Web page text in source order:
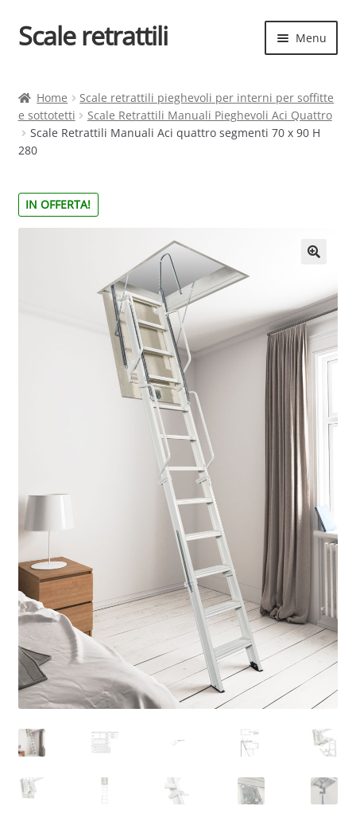
Vai
alla
Vai
al
Scale retrattili Menu
il
menu
child
Contatti
Cart
Elenco scale
child
il
child
Home
Scale retrattili pieghevoli per interni per soffitte
e sottotetti
Scale Retrattili Manuali Pieghevoli Aci Quattro
Scale Retrattili Manuali Aci quattro segmenti 70 x 90 H
280
IN OFFERTA!